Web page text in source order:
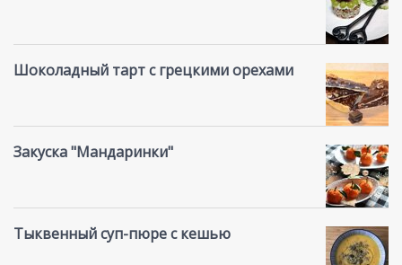
Шоколадный тарт с грецкими орехами
Закуска "Мандаринки"
Тыквенный суп-пюре с кешью